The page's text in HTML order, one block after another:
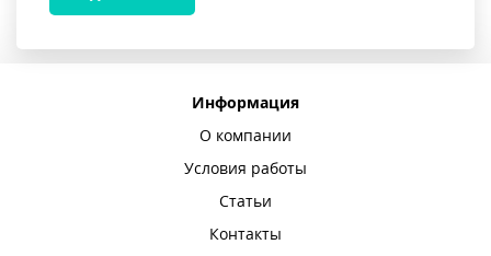
Информация
О компании
Условия работы
Статьи
Контакты